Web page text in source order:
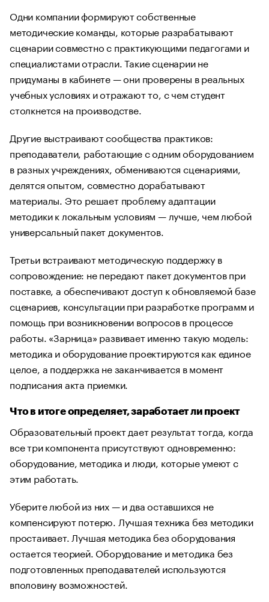
Одни компании формируют собственные
методические команды, которые разрабатывают
сценарии совместно с практикующими педагогами и
специалистами отрасли. Такие сценарии не
придуманы в кабинете — они проверены в реальных
учебных условиях и отражают то, с чем студент
столкнется на производстве.
Другие выстраивают сообщества практиков:
преподаватели, работающие с одним оборудованием
в разных учреждениях, обмениваются сценариями,
делятся опытом, совместно дорабатывают
материалы. Это решает проблему адаптации
методики к локальным условиям — лучше, чем любой
универсальный пакет документов.
Третьи встраивают методическую поддержку в
сопровождение: не передают пакет документов при
поставке, а обеспечивают доступ к обновляемой базе
сценариев, консультации при разработке программ и
помощь при возникновении вопросов в процессе
работы. «Зарница» развивает именно такую модель:
методика и оборудование проектируются как единое
целое, а поддержка не заканчивается в момент
подписания акта приемки.
Что в итоге определяет, заработает ли проект
Образовательный проект дает результат тогда, когда
все три компонента присутствуют одновременно:
оборудование, методика и люди, которые умеют с
этим работать.
Уберите любой из них — и два оставшихся не
компенсируют потерю. Лучшая техника без методики
простаивает. Лучшая методика без оборудования
остается теорией. Оборудование и методика без
подготовленных преподавателей используются
вполовину возможностей.